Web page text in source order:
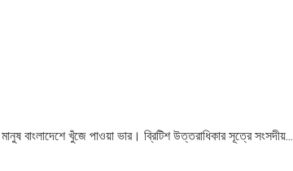
বাংলাদেশে খুঁজে পাওয়া ভার। ব্রিটিশ উত্তরাধিকার সূত্রে সংসদীয়...